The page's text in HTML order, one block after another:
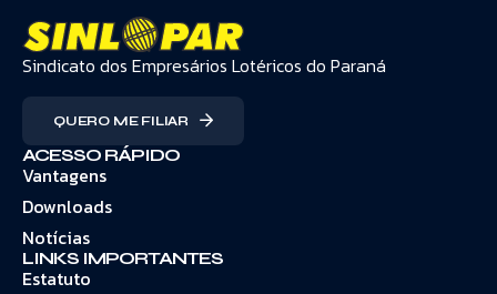
Sindicato dos Empresários Lotéricos do Paraná
QUERO ME FILIAR
ACESSO RÁPIDO
Vantagens
Downloads
Notícias
LINKS IMPORTANTES
Estatuto